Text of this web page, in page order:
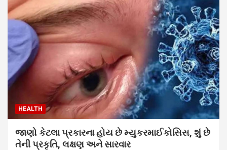
HEALTH
જાણો કેટલા પ્રકારના હોય છે મ્યુકરમાઈકોસિસ, શું છે
તેની પ્રકૃતિ, લક્ષણ અને સારવાર